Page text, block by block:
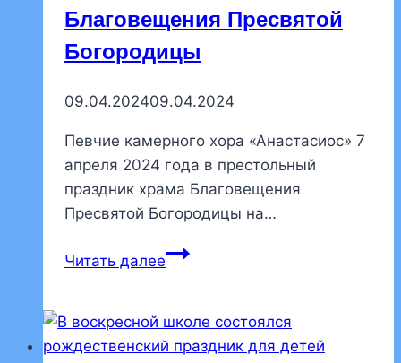
Благовещения Пресвятой
Богородицы
09.04.202409.04.2024
Певчие камерного хора «Анастасиос» 7
апреля 2024 года в престольный
праздник храма Благовещения
Пресвятой Богородицы на…
Читать далееКамерный
пел
на